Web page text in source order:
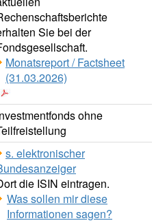
Sie bei der
Monatsreport / Factsheet
(31.03.2026)
ohne
s. elektronischer
die ISIN eintragen.
Was sollen mir diese
Informationen sagen?